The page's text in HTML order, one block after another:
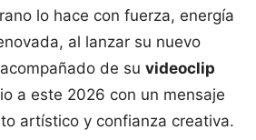
lo hace con fuerza, energía
al lanzar su nuevo
de su videoclip
a este 2026 con un mensaje
artístico y confianza creativa.